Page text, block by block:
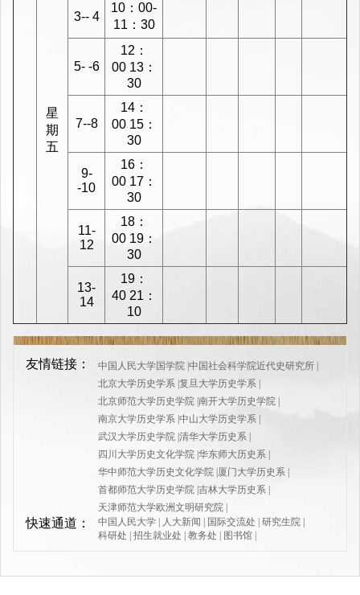
星
期
五
3-- 4
10：00-
11：30
5- -6
12：
00 13：
30
7--8
14：
00 15：
30
9-
-10
16：
00 17：
30
11-
12
18：
00 19：
30
13-
14
19：
40 21：
10
友情链接： 中国人民大学国学院 中国社会科学院近代史研究所
北京大学历史学系 复旦大学历史学系
北京师范大学历史学院 南开大学历史学院
南京大学历史学系 中山大学历史学系
武汉大学历史学院 清华大学历史系
四川大学历史文化学院 华东师大历史系
华中师范大学历史文化学院 厦门大学历史系
首都师范大学历史学院 吉林大学历史系
天津师范大学欧洲文明研究院
快速通道： 中国人民大学 人大新闻 国际交流处 研究生院
科研处
招生就业处 教务处 图书馆